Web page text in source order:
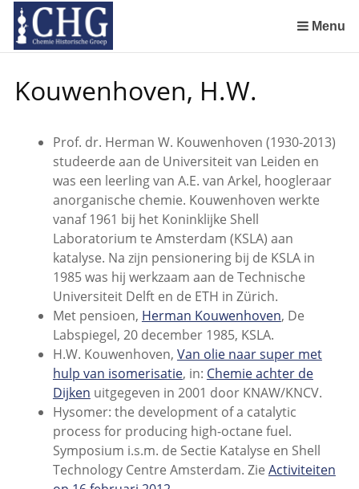
links
over
naar
de
Spring
naar
het
menu
Menu
Kouwenhoven, H.W.
Prof. dr. Herman W. Kouwenhoven (1930-2013)
studeerde aan de Universiteit van Leiden en
was een leerling van A.E. van Arkel, hoogleraar
anorganische chemie. Kouwenhoven werkte
vanaf 1961 bij het Koninklijke Shell
Laboratorium te Amsterdam (KSLA) aan
katalyse. Na zijn pensionering bij de KSLA in
1985 was hij werkzaam aan de Technische
Universiteit Delft en de ETH in Zürich.
Met pensioen, Herman Kouwenhoven, De
Labspiegel, 20 december 1985, KSLA.
H.W. Kouwenhoven, Van olie naar super met
hulp van isomerisatie, in: Chemie achter de
Dijken uitgegeven in 2001 door KNAW/KNCV.
Hysomer: the development of a catalytic
process for producing high-octane fuel.
Symposium i.s.m. de Sectie Katalyse en Shell
Technology Centre Amsterdam. Zie Activiteiten